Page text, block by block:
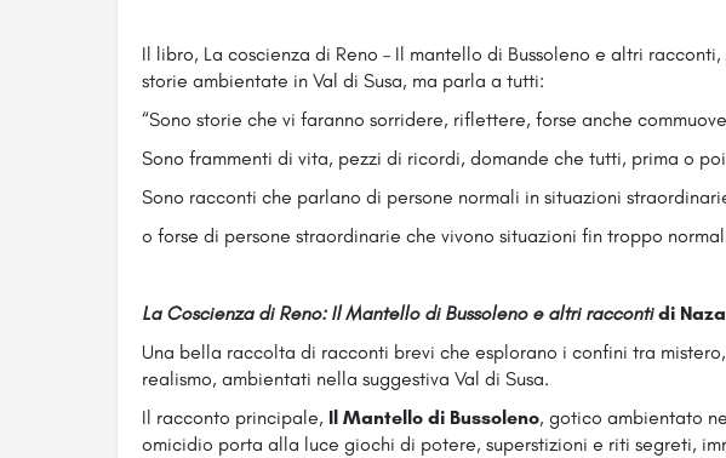
Il libro, La coscienza di Reno – Il mantello di Bussoleno e altri
storie ambientate in Val di Susa, ma parla a tutti:
“Sono storie che vi faranno sorridere, riflettere, forse anche
Sono frammenti di vita, pezzi di ricordi, domande che tutti, prima o
Sono racconti che parlano di persone normali in situazioni
o forse di persone straordinarie che vivono situazioni fin troppo
La Coscienza di Reno: Il Mantello di Bussoleno e altri racconti di
Una bella raccolta di racconti brevi che esplorano i confini tra
realismo, ambientati nella suggestiva Val di Susa.
Il racconto principale, Il Mantello di Bussoleno, gotico ambientato
omicidio porta alla luce giochi di potere, superstizioni e riti segreti,